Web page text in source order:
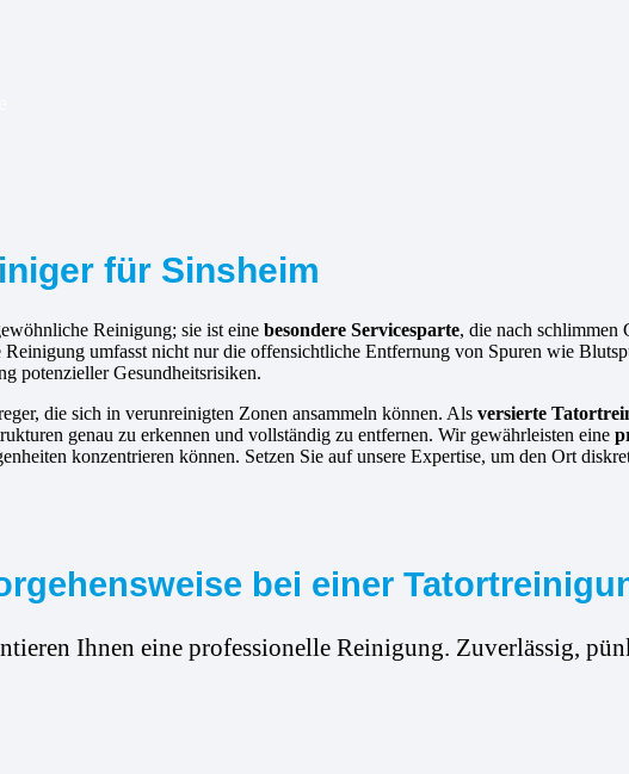
für Sinsheim
Reinigung; sie ist eine besondere Servicesparte, die nach schlimmen
umfasst nicht nur die offensichtliche Entfernung von Spuren wie
potenzieller Gesundheitsrisiken.
die sich in verunreinigten Zonen ansammeln können. Als versierte
genau zu erkennen und vollständig zu entfernen. Wir gewährleisten eine
konzentrieren können. Setzen Sie auf unsere Expertise, um den Ort
bei einer
Ihnen eine professionelle Reinigung. Zuverlässig,